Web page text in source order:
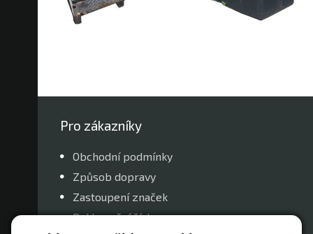
Pro zákazníky
Obchodní podmínky
Způsob dopravy
Zastoupení značek
Reklamační řád